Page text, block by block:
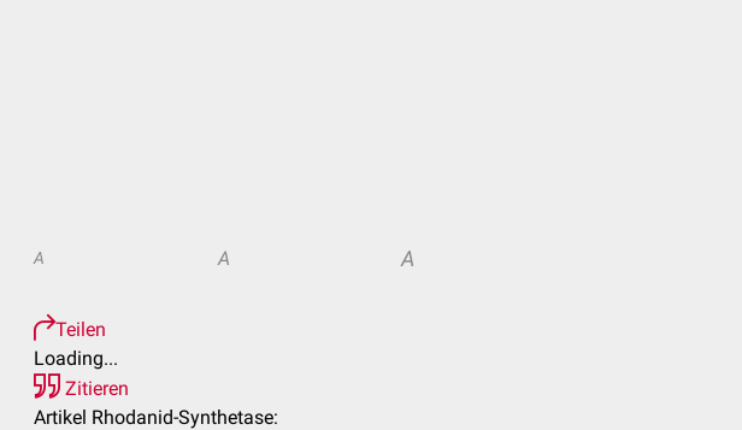
A A A
Teilen
Loading...
Zitieren
Artikel Rhodanid-Synthetase: